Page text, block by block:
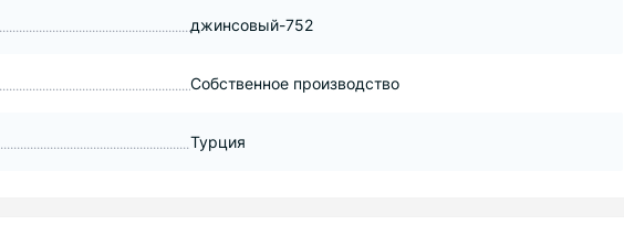
джинсовый-752
Собственное производство
Турция